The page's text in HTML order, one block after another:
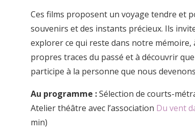
Ces films proposent un voyage tendre et
souvenirs et des instants précieux. Ils
explorer ce qui reste dans notre
propres traces du passé et à découvrir
participe à la personne que nous
Au programme :Sélection de courts-
Atelier théâtre avec l’association Du vent
min)